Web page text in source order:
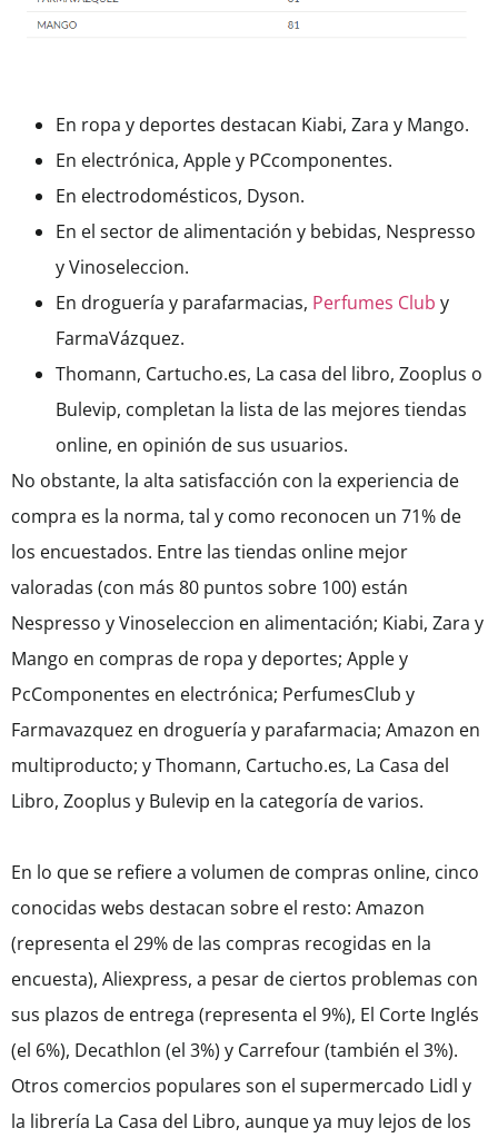
En ropa y deportes destacan Kiabi, Zara y Mango.
En electrónica, Apple y PCcomponentes.
En electrodomésticos, Dyson.
En el sector de alimentación y bebidas, Nespresso
y Vinoseleccion.
En droguería y parafarmacias, Perfumes Club y
FarmaVázquez.
Thomann, Cartucho.es, La casa del libro, Zooplus o
Bulevip, completan la lista de las mejores tiendas
online, en opinión de sus usuarios.
No obstante, la alta satisfacción con la experiencia de
compra es la norma, tal y como reconocen un 71% de
los encuestados. Entre las tiendas online mejor
valoradas (con más 80 puntos sobre 100) están
Nespresso y Vinoseleccion en alimentación; Kiabi, Zara y
Mango en compras de ropa y deportes; Apple y
PcComponentes en electrónica; PerfumesClub y
Farmavazquez en droguería y parafarmacia; Amazon en
multiproducto; y Thomann, Cartucho.es, La Casa del
Libro, Zooplus y Bulevip en la categoría de varios.
En lo que se refiere a volumen de compras online, cinco
conocidas webs destacan sobre el resto: Amazon
(representa el 29% de las compras recogidas en la
encuesta), Aliexpress, a pesar de ciertos problemas con
sus plazos de entrega (representa el 9%), El Corte Inglés
(el 6%), Decathlon (el 3%) y Carrefour (también el 3%).
Otros comercios populares son el supermercado Lidl y
la librería La Casa del Libro, aunque ya muy lejos de los